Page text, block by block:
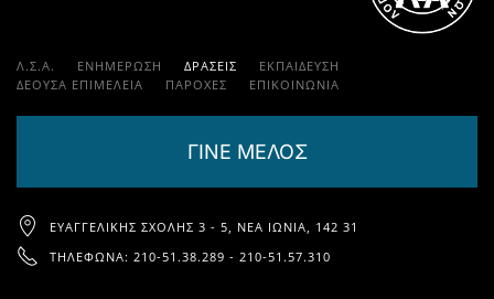
Λ.Σ.Α. ΕΝΗΜΕΡΩΣΗ ΔΡΑΣΕΙΣ
ΕΚΠΑΊΔΕΥΣΗ
ΔΕΟΥΣΑ ΕΠΙΜΕΛΕΙΑ
ΠΑΡΟΧΈΣ ΕΠΙΚΟΙΝΩΝΊΑ
ΓΙΝΕ ΜΕΛΟΣ
ΕΥΑΓΓΕΛΙΚΉΣ ΣΧΟΛΉΣ 3 - 5, ΝΈΑ ΙΩΝΊΑ, 142 31
ΤΗΛΈΦΩΝΑ: 210-51.38.289 - 210-51.57.310